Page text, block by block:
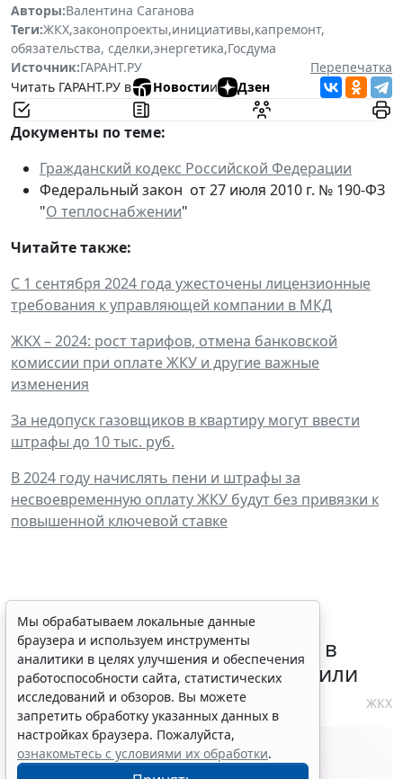
Авторы:Валентина Саганова
Теги:ЖКХ,законопроекты,инициативы,капремонт,
обязательства, сделки,энергетика,Госдума
Источник:ГАРАНТ.РУ
Перепечатка
Читать ГАРАНТ.РУ в
Новостии Дзен
Документы по теме:
Гражданский кодекс Российской Федерации
Федеральный закон от 27 июля 2010 г. № 190-ФЗ
"О теплоснабжении"
Читайте также:
С 1 сентября 2024 года ужесточены лицензионные
требования к управляющей компании в МКД
ЖКХ – 2024: рост тарифов, отмена банковской
комиссии при оплате ЖКУ и другие важные
изменения
За недопуск газовщиков в квартиру могут ввести
штрафы до 10 тыс. руб.
В 2024 году начислять пени и штрафы за
несвоевременную оплату ЖКУ будут без привязки к
повышенной ключевой ставке
Требования к контролю
реализации инвестпрограмм в
сфере теплоснабжения уточнили
4 августа 2026 10:58 ЖКХ
Мы обрабатываем локальные данные
браузера и используем инструменты
аналитики в целях улучшения и обеспечения
работоспособности сайта, статистических
исследований и обзоров. Вы можете
запретить обработку указанных данных в
настройках браузера. Пожалуйста,
ознакомьтесь с условиями их обработки.